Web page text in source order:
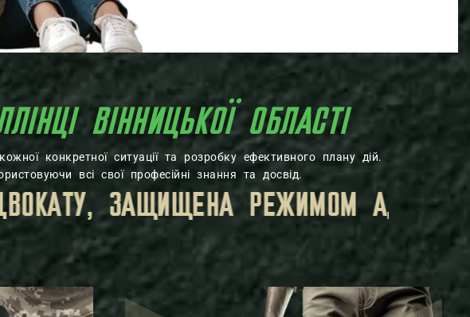
ВІННИЦЬКОЇ ОБЛАСТІ
конкретної ситуації та розробку ефективного плану дій.
всі свої професійні знання та досвід.
ЗАКОНОМ.ВСЯ ЛИЧНАЯ